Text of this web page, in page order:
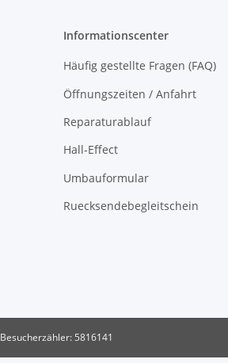
Informationscenter
Häufig gestellte Fragen (FAQ)
Öffnungszeiten / Anfahrt
Reparaturablauf
Hall-Effect
Umbauformular
Ruecksendebegleitschein
Besucherzähler: 5816141